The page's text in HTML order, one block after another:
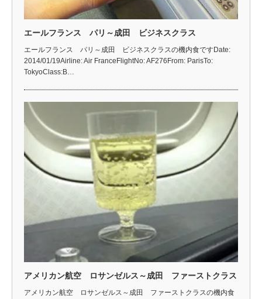
エールフランス パリ～成田 ビジネスクラス
エールフランス パリ～成田 ビジネスクラスの機内食ですDate:
2014/01/19Airline: Air FranceFlightNo: AF276From: ParisTo:
TokyoClass:B…
アメリカン航空 ロサンゼルス～成田 ファーストクラス
アメリカン航空 ロサンゼルス～成田 ファーストクラスの機内食